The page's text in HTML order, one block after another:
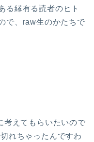
る縁有る読者のヒト
で、raw生のかたちで
考えてもらいたいので
れちゃったんですわ